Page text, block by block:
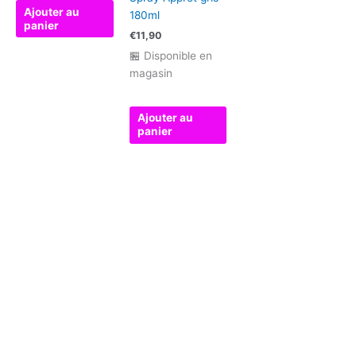
Ajouter au
panier
180ml
€11,90
🏪 Disponible en
magasin
Ajouter au
panier